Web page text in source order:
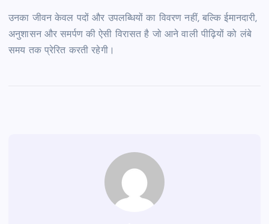
उनका जीवन केवल पदों और उपलब्धियों का विवरण नहीं, बल्कि ईमानदारी,
अनुशासन और समर्पण की ऐसी विरासत है जो आने वाली पीढ़ियों को लंबे
समय तक प्रेरित करती रहेगी।